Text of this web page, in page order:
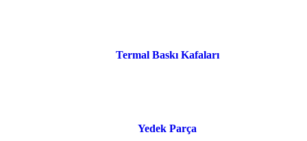
Termal Baskı Kafaları
Yedek Parça